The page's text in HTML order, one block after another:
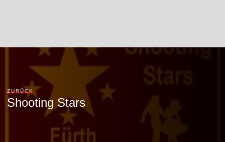
ZURÜCK
Shooting Stars